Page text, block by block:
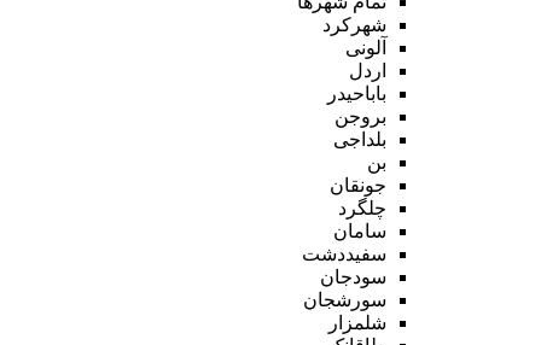
شهرکرد
آلونی
اردل
باباحیدر
بروجن
بلداجی
بن
جونقان
چلگرد
سامان
سفیددشت
سودجان
سورشجان
شلمزار